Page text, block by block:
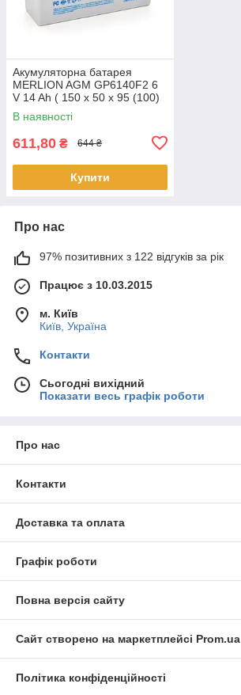
Акумуляторна батарея
MERLION AGM GP6140F2 6
V 14 Ah ( 150 x 50 x 95 (100)
), 1.71 kg Q10
В наявності
611,80 ₴ 644 ₴
Купити
Про нас
97% позитивних з 122 відгуків за рік
Працює з 10.03.2015
м. Київ
Київ, Україна
Контакти
Сьогодні вихідний
Показати весь графік роботи
Про нас
Контакти
Доставка та оплата
Графік роботи
Повна версія сайту
Сайт створено на маркетплейсі Prom.ua
Політика конфіденційності